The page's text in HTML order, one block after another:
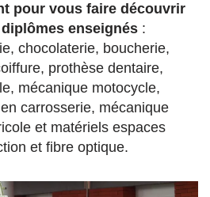
pour vous faire découvrir
enseignés :
chocolaterie, boucherie,
prothèse dentaire,
mécanique motocycle,
carrosserie, mécanique
et matériels espaces
et fibre optique.